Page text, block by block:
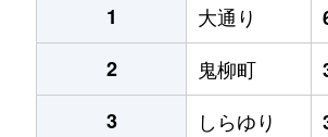
1
大通り
2
鬼柳町
3
しらゆり